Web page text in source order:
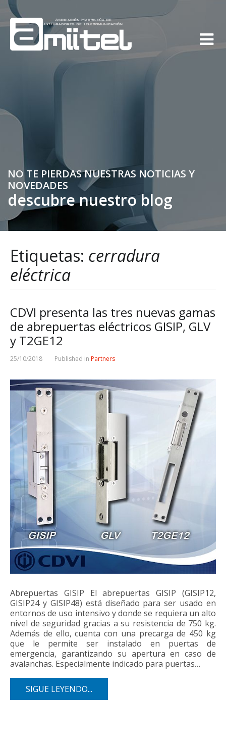
NO TE PIERDAS NUESTRAS NOTICIAS Y
NOVEDADES
descubre nuestro blog
Etiquetas: cerradura
eléctrica
CDVI presenta las tres nuevas gamas
de abrepuertas eléctricos GISIP, GLV
y T2GE12
25/10/2018 Published in Partners
Abrepuertas GISIP El abrepuertas GISIP (GISIP12,
GISIP24 y GISIP48) está diseñado para ser usado en
entornos de uso intensivo y donde se requiera un alto
nivel de seguridad gracias a su resistencia de 750 kg.
Además de ello, cuenta con una precarga de 450 kg
que le permite ser instalado en puertas de
emergencia, garantizando su apertura en caso de
avalanchas. Especialmente indicado para puertas…
SIGUE LEYENDO...